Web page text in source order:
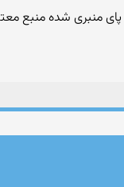
پای منبری شده منبع